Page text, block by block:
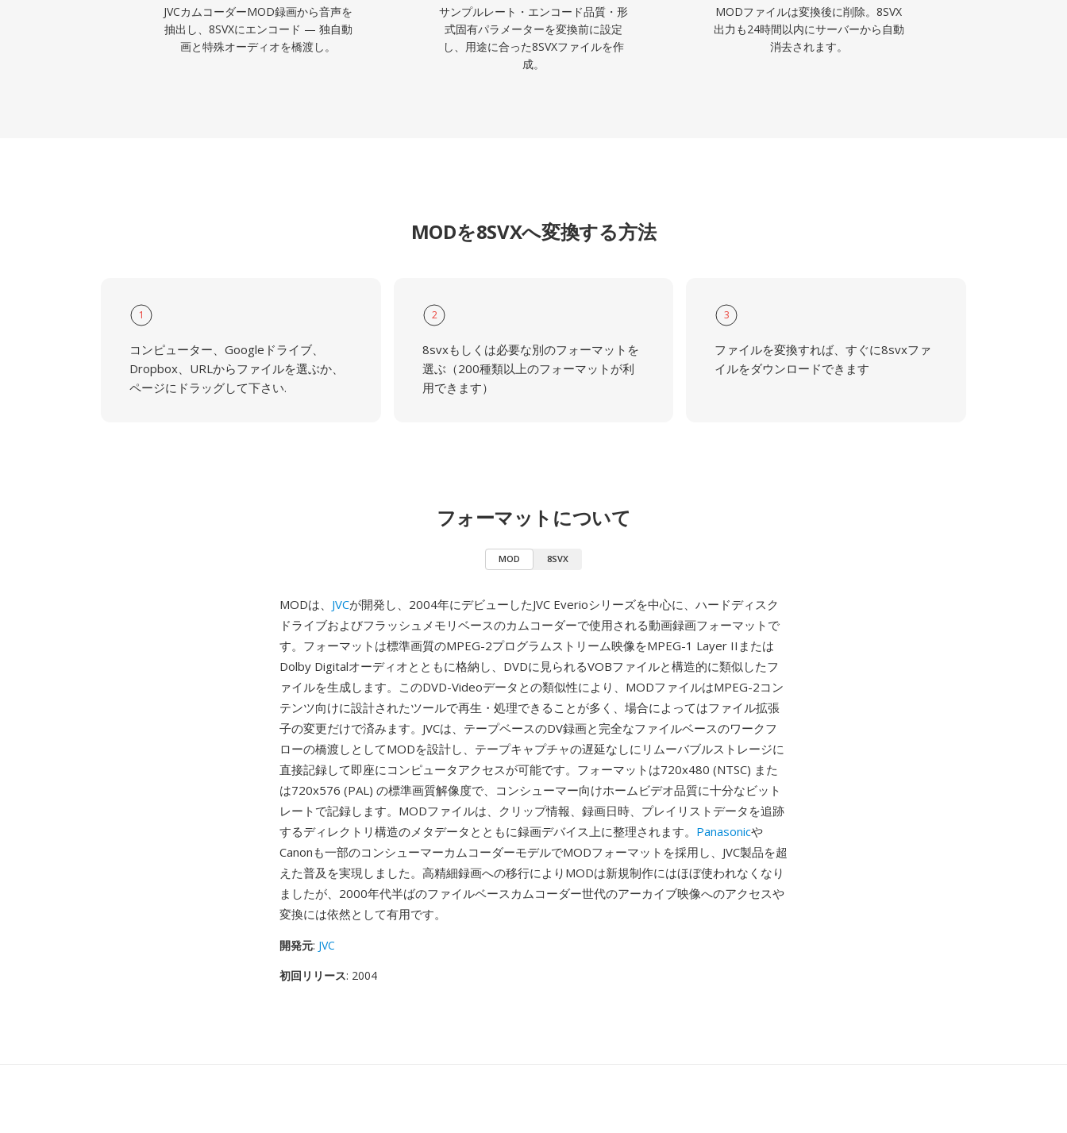
JVCカムコーダーMOD録画から音声を
抽出し、8SVXにエンコード — 独自動
画と特殊オーディオを橋渡し。
サンプルレート・エンコード品質・形
式固有パラメーターを変換前に設定
し、用途に合った8SVXファイルを作
成。
MODファイルは変換後に削除。8SVX
出力も24時間以内にサーバーから自動
消去されます。
MODを8SVXへ変換する方法
1
コンピューター、Googleドライブ、
Dropbox、URLからファイルを選ぶか、
ページにドラッグして下さい.
2
8svxもしくは必要な別のフォーマットを
選ぶ（200種類以上のフォーマットが利
用できます）
3
ファイルを変換すれば、すぐに8svxファ
イルをダウンロードできます
フォーマットについて
MOD 8SVX
MODは、 JVCが開発し、2004年にデビューしたJVC Everioシリーズを中心に、ハードディスク
ドライブおよびフラッシュメモリベースのカムコーダーで使用される動画録画フォーマットで
す。フォーマットは標準画質のMPEG-2プログラムストリーム映像をMPEG-1 Layer IIまたは
Dolby Digitalオーディオとともに格納し、DVDに見られるVOBファイルと構造的に類似したフ
ァイルを生成します。このDVD-Videoデータとの類似性により、MODファイルはMPEG-2コン
テンツ向けに設計されたツールで再生・処理できることが多く、場合によってはファイル拡張
子の変更だけで済みます。JVCは、テープベースのDV録画と完全なファイルベースのワークフ
ローの橋渡しとしてMODを設計し、テープキャプチャの遅延なしにリムーバブルストレージに
直接記録して即座にコンピュータアクセスが可能です。フォーマットは720x480 (NTSC) また
は720x576 (PAL) の標準画質解像度で、コンシューマー向けホームビデオ品質に十分なビット
レートで記録します。MODファイルは、クリップ情報、録画日時、プレイリストデータを追跡
するディレクトリ構造のメタデータとともに録画デバイス上に整理されます。 Panasonicや
Canonも一部のコンシューマーカムコーダーモデルでMODフォーマットを採用し、JVC製品を超
えた普及を実現しました。高精細録画への移行によりMODは新規制作にはほぼ使われなくなり
ましたが、2000年代半ばのファイルベースカムコーダー世代のアーカイブ映像へのアクセスや
変換には依然として有用です。
開発元: JVC
初回リリース: 2004